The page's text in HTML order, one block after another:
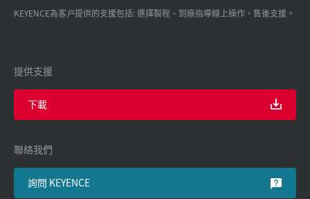
KEYENCE為客戸提供的支援包括: 選擇製程、到廠指導線上操作、售後支援。
提供支援
下載
聯絡我們
詢問 KEYENCE